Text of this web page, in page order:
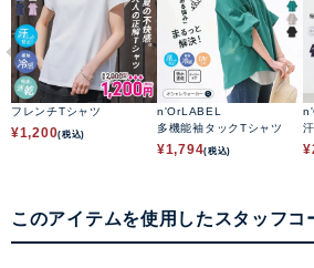
フレンチTシャツ
¥1,200(税込)
n'OrLABEL
多機能袖タックTシャツ
¥1,794(税込) ¥
このアイテムを使用したスタッフコ